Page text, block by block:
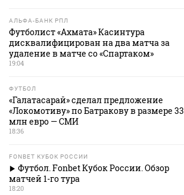
АЛЬФА-БАНК РПЛ
Футболист «Ахмата» Касинтура
дисквалифицирован на два матча за
удаление в матче со «Спартаком»
19:04
ФУТБОЛ
«Галатасарай» сделал предложение
«Локомотиву» по Батракову в размере 33
млн евро — СМИ
18:36
FONBET КУБОК РОССИИ
Футбол. Fonbet Кубок России. Обзор
матчей 1-го тура
18:20